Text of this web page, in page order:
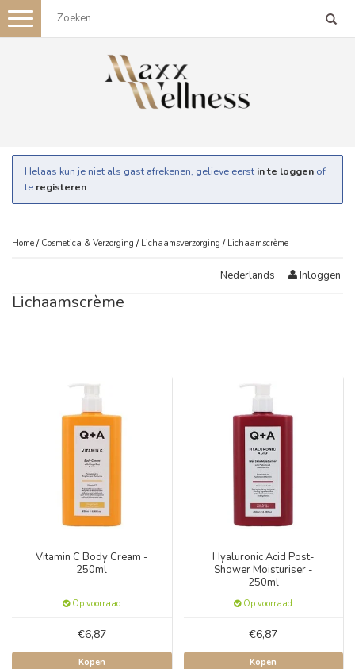
Toggle
navigation
Helaas kun je niet als gast afrekenen, gelieve eerst in te loggen of
te registeren.
Home / Cosmetica & Verzorging / Lichaamsverzorging / Lichaamscrème
Nederlands Inloggen
Lichaamscrème
Vitamin C Body Cream -
250ml
Op voorraad
€6,87
Kopen
Hyaluronic Acid Post-
Shower Moisturiser -
250ml
Op voorraad
€6,87
Kopen